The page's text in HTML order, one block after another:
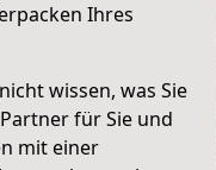
Ihres
wissen, was Sie
für Sie und
mit einer